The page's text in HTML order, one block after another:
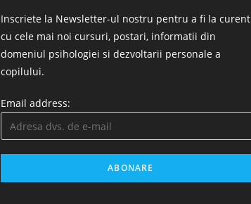
Inscriete la Newsletter-ul nostru pentru a fi la curent
cu cele mai noi cursuri, postari, informatii din
domeniul psihologiei si dezvoltarii personale a
copilului.
Email address: